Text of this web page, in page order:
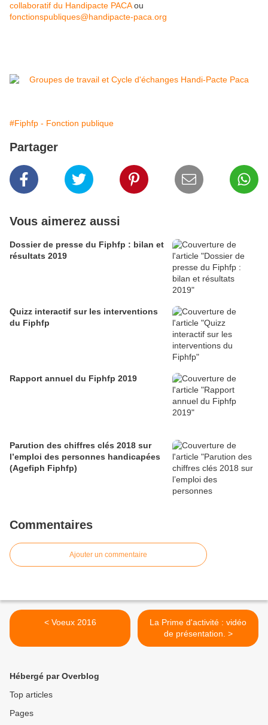
collaboratif du Handipacte PACAou
fonctionspubliques@handipacte-paca.org
#Fiphfp - Fonction publique
Partager
Vous aimerez aussi
Dossier de presse du Fiphfp : bilan et
résultats 2019
Quizz interactif sur les interventions
du Fiphfp
Rapport annuel du Fiphfp 2019
Parution des chiffres clés 2018 sur
l’emploi des personnes handicapées
(Agefiph Fiphfp)
Commentaires
Ajouter un commentaire
< Voeux 2016
La Prime d'activité : vidéo
de présentation. >
Hébergé par Overblog
Top articles
Pages